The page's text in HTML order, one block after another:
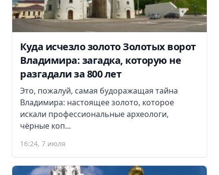
Куда исчезло золото Золотых ворот
Владимира: загадка, которую не
разгадали за 800 лет
Это, пожалуй, самая будоражащая тайна
Владимира: настоящее золото, которое
искали профессиональные археологи,
чёрные коп...
16:24, 7 июля